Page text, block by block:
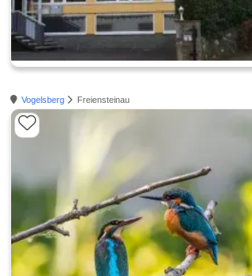
Vogelsberg Freiensteinau